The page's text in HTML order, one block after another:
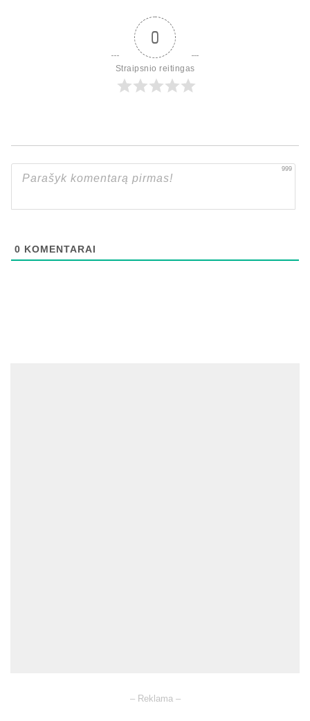
0
Straipsnio reitingas
999
0 KOMENTARAI
– Reklama –